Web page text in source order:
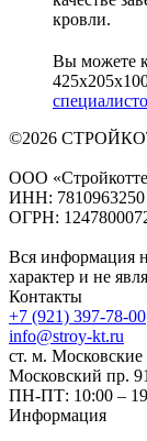
кровли.
Вы можете
©2026
ООО
ИНН: 7810963250
ОГРН:
Вся информация
характер и не
Контакты
+7 (921) 397-78-00
info@stroy-kt.ru
ст. м. Московские
Московский пр.
ПН-ПТ: 10:00 –
Информация